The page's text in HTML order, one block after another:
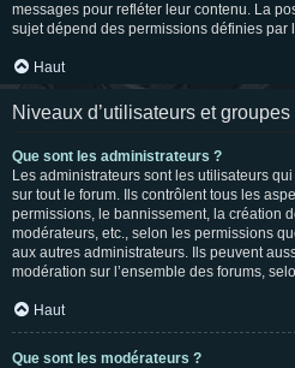
messages pour refléter leur contenu. La
sujet dépend des permissions définies par
Haut
Niveaux d’utilisateurs et groupes
Que sont les administrateurs ?
Les administrateurs sont les utilisateurs
sur tout le forum. Ils contrôlent tous les
permissions, le bannissement, la création
modérateurs, etc., selon les permissions
aux autres administrateurs. Ils peuvent
modération sur l’ensemble des forums,
Haut
Que sont les modérateurs ?